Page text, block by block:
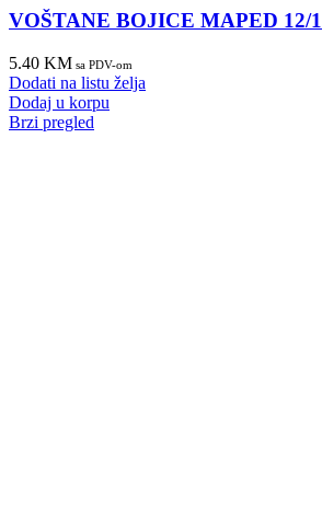
VOŠTANE BOJICE MAPED 12/1
5.40 KM sa PDV-om
Dodati na listu želja
Dodaj u korpu
Brzi pregled